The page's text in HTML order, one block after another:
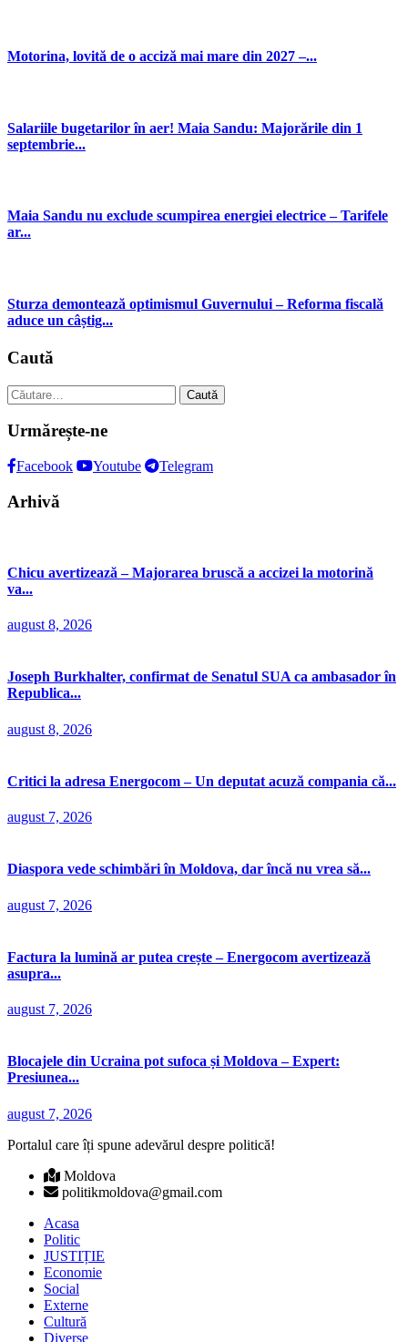
Motorina, lovită de o acciză mai mare din 2027 –...
Salariile bugetarilor în aer! Maia Sandu: Majorările din 1
septembrie...
Maia Sandu nu exclude scumpirea energiei electrice – Tarifele
ar...
Sturza demontează optimismul Guvernului – Reforma fiscală
aduce un câștig...
Caută
Caută
după:
Urmărește-ne
Facebook Youtube Telegram
Arhivă
Chicu avertizează – Majorarea bruscă a accizei la motorină
va...
august 8, 2026
Joseph Burkhalter, confirmat de Senatul SUA ca ambasador în
Republica...
august 8, 2026
Critici la adresa Energocom – Un deputat acuză compania că...
august 7, 2026
Diaspora vede schimbări în Moldova, dar încă nu vrea să...
august 7, 2026
Factura la lumină ar putea crește – Energocom avertizează
asupra...
august 7, 2026
Blocajele din Ucraina pot sufoca și Moldova – Expert:
Presiunea...
august 7, 2026
Portalul care îți spune adevărul despre politică!
Moldova
politikmoldova@gmail.com
Acasa
Politic
JUSTIȚIE
Economie
Social
Externe
Cultură
Diverse